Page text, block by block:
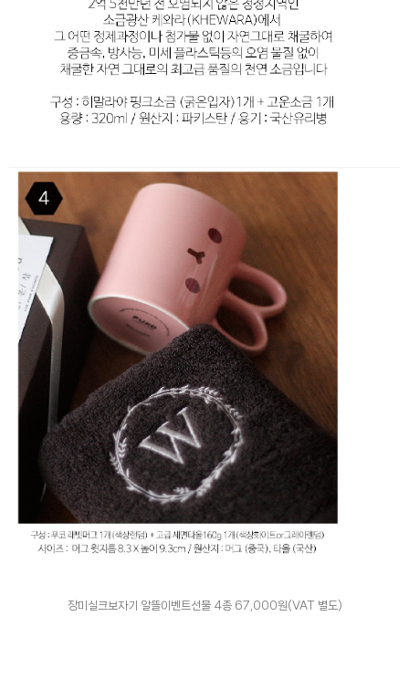
장미실크보자기 알뜰이벤트선물 4종 67,000원(VAT 별도)